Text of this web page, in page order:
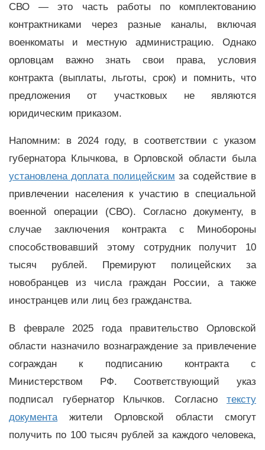
СВО — это часть работы по комплектованию
контрактниками через разные каналы, включая
военкоматы и местную администрацию. Однако
орловцам важно знать свои права, условия
контракта (выплаты, льготы, срок) и помнить, что
предложения от участковых не являются
юридическим приказом.
Напомним: в 2024 году, в соответствии с указом
губернатора Клычкова, в Орловской области была
установлена доплата полицейским за содействие в
привлечении населения к участию в специальной
военной операции (СВО). Согласно документу, в
случае заключения контракта с Минобороны
способствовавший этому сотрудник получит 10
тысяч рублей. Премируют полицейских за
новобранцев из числа граждан России, а также
иностранцев или лиц без гражданства.
В феврале 2025 года правительство Орловской
области назначило вознаграждение за привлечение
сограждан к подписанию контракта с
Министерством РФ. Соответствующий указ
подписал губернатор Клычков. Согласно тексту
документажители Орловской области смогут
получить по 100 тысяч рублей за каждого человека,